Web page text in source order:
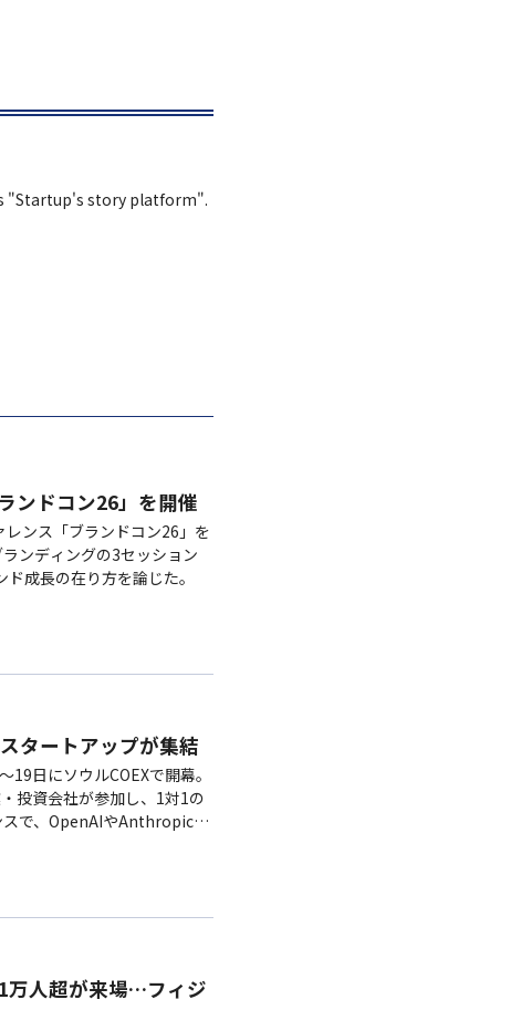
"Startup's story platform".
ンドコン26」を開催
ンス「ブランドコン26」を
ンディングの3セッション
成長の在り方を論じた。
タートアップが集結
日にソウルCOEXで開幕。
投資会社が参加し、1対1の
スで、OpenAIやAnthropicな
万人超が来場…フィジ